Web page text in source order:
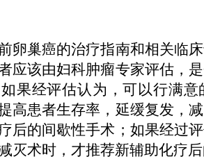
卵巢癌的治疗指南和相关临
应该由妇科肿瘤专家评估，
果经评估认为，可以行满
高患者生存率，延缓复发，
后的间歇性手术；如果经过
灭术时，才推荐新辅助化疗